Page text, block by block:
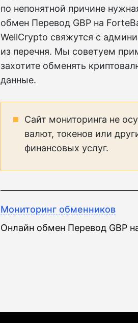
по непонятной причине
обмен Перевод GBP на
WellCrypto свяжутся с
из перечня. Мы советуем
захотите обменять
данные.
Сайт мониторинга не
валют, токенов или
финансовых услуг.
Мониторинг обменников
Онлайн обмен Перевод GBP